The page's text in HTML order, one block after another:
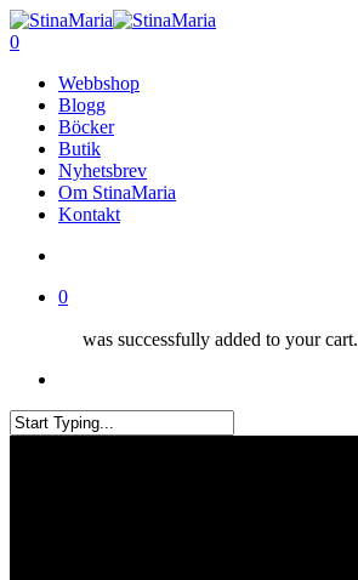
Skip
to
content
search
0
Webbshop
Blogg
Böcker
Butik
Nyhetsbrev
Om StinaMaria
Kontakt
0
was successfully added to your cart.